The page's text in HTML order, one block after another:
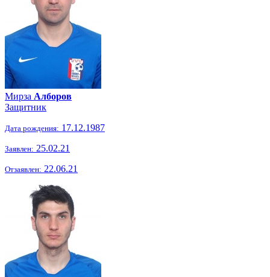
Мирза Алборов
Защитник
Дата рождения: 17.12.1987
Заявлен: 25.02.21
Отзаявлен: 22.06.21